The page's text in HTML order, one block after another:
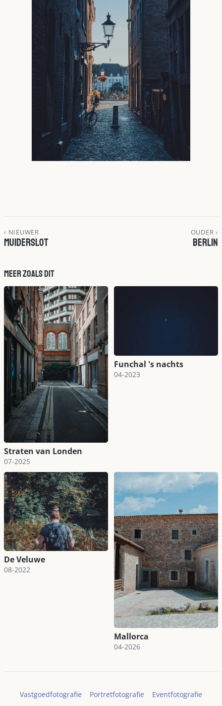
‹ NIEUWER
Muiderslot
OUDER ›
Berlin
Meer zoals dit
Straten van Londen
07-2025
Funchal 's nachts
04-2023
De Veluwe
08-2022
Mallorca
04-2026
Vastgoedfotografie Portretfotografie Eventfotografie